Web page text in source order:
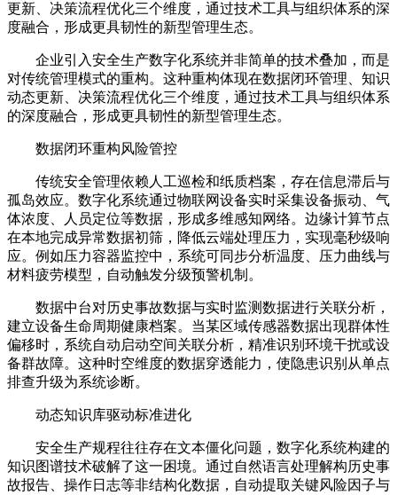
更新、决策流程优化三个维度，通过技术工具与组织体系的深
度融合，形成更具韧性的新型管理生态。
企业引入安全生产数字化系统并非简单的技术叠加，而是
对传统管理模式的重构。这种重构体现在数据闭环管理、知识
动态更新、决策流程优化三个维度，通过技术工具与组织体系
的深度融合，形成更具韧性的新型管理生态。
数据闭环重构风险管控
传统安全管理依赖人工巡检和纸质档案，存在信息滞后与
孤岛效应。数字化系统通过物联网设备实时采集设备振动、气
体浓度、人员定位等数据，形成多维感知网络。边缘计算节点
在本地完成异常数据初筛，降低云端处理压力，实现毫秒级响
应。例如压力容器监控中，系统可同步分析温度、压力曲线与
材料疲劳模型，自动触发分级预警机制。
数据中台对历史事故数据与实时监测数据进行关联分析，
建立设备生命周期健康档案。当某区域传感器数据出现群体性
偏移时，系统自动启动空间关联分析，精准识别环境干扰或设
备群故障。这种时空维度的数据穿透能力，使隐患识别从单点
排查升级为系统诊断。
动态知识库驱动标准进化
安全生产规程往往存在文本僵化问题，数字化系统构建的
知识图谱技术破解了这一困境。通过自然语言处理解构历史事
故报告、操作日志等非结构化数据，自动提取关键风险因子与